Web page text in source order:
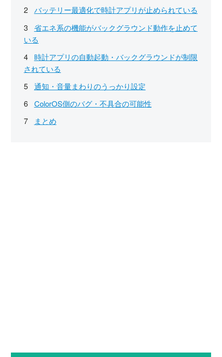
バッテリー最適化で時計アプリが止められている
省エネ系の機能がバックグラウンド動作を止めて
いる
時計アプリの自動起動・バックグラウンドが制限
されている
通知・音量まわりのうっかり設定
ColorOS側のバグ・不具合の可能性
まとめ